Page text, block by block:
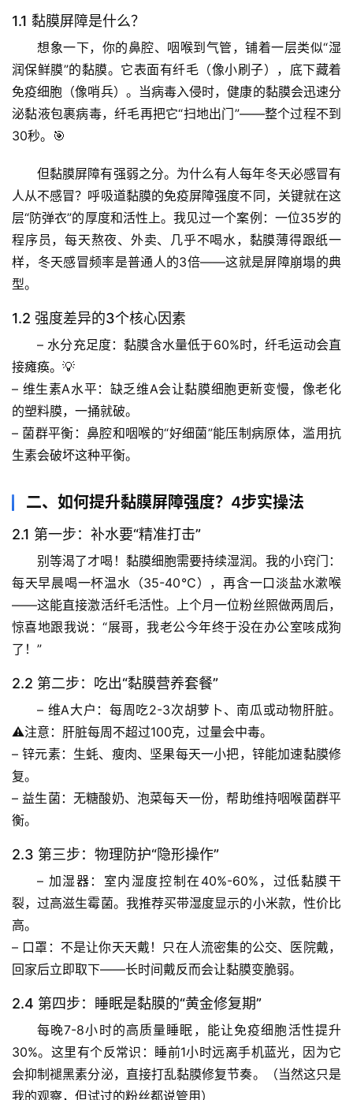
首
页
专
题
表
自
然
万
人
秘
1.1 黏膜屏障是什么？
想象一下，你的鼻腔、咽喉到气管，铺着一层类似“湿
润保鲜膜”的黏膜。它表面有纤毛（像小刷子），底下藏着
免疫细胞（像哨兵）。当病毒入侵时，健康的黏膜会迅速分
泌黏液包裹病毒，纤毛再把它“扫地出门”——整个过程不到
30秒。🎯
但黏膜屏障有强弱之分。 为什么有人每年冬天必感冒有
人从不感冒？呼吸道黏膜的免疫屏障强度不同 ，关键就在这
层“防弹衣”的厚度和活性上。我见过一个案例：一位35岁的
程序员，每天熬夜、外卖、几乎不喝水，黏膜薄得跟纸一
样，冬天感冒频率是普通人的3倍——这就是屏障崩塌的典
型。
1.2 强度差异的3个核心因素
– 水分充足度：黏膜含水量低于60%时，纤毛运动会直
接瘫痪。💡
– 维生素A水平：缺乏维A会让黏膜细胞更新变慢，像老化
的塑料膜，一捅就破。
– 菌群平衡 ：鼻腔和咽喉的“好细菌”能压制病原体，滥用抗
生素会破坏这种平衡。
二、如何提升黏膜屏障强度？4步实操法
2.1 第一步：补水要“精准打击”
别等渴了才喝！黏膜细胞需要持续湿润。 我的小窍门 ：
每天早晨喝一杯温水（35-40℃），再含一口淡盐水漱喉
——这能直接激活纤毛活性。上个月一位粉丝照做两周后，
惊喜地跟我说：“展哥，我老公今年终于没在办公室咳成狗
了！”
2.2 第二步：吃出“黏膜营养套餐”
– 维A大户 ：每周吃2-3次胡萝卜、南瓜或动物肝脏。
⚠️注意：肝脏每周不超过100克，过量会中毒。
– 锌元素：生蚝、瘦肉、坚果每天一小把，锌能加速黏膜修
复。
– 益生菌 ：无糖酸奶、泡菜每天一份，帮助维持咽喉菌群平
衡。
2.3 第三步：物理防护“隐形操作”
– 加湿器 ：室内湿度控制在40%-60%，过低黏膜干
裂，过高滋生霉菌。我推荐买带湿度显示的小米款，性价比
高。
– 口罩 ：不是让你天天戴！只在人流密集的公交、医院戴，
回家后立即取下——长时间戴反而会让黏膜变脆弱。
2.4 第四步：睡眠是黏膜的“黄金修复期”
每晚7-8小时的高质量睡眠，能让免疫细胞活性提升
30%。 这里有个反常识 ：睡前1小时远离手机蓝光，因为它
会抑制褪黑素分泌，直接打乱黏膜修复节奏。（当然这只是
我的观察，但试过的粉丝都说管用）